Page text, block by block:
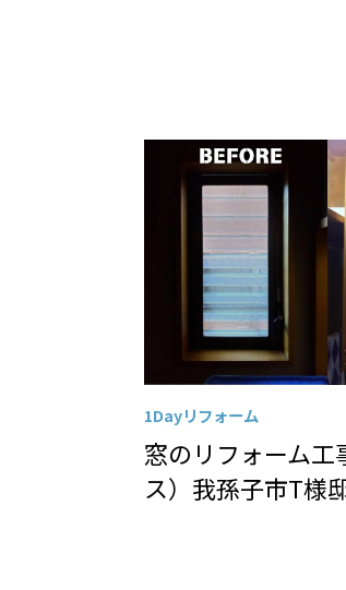
1Dayリフォーム
窓のリフォーム工
ス）我孫子市T様